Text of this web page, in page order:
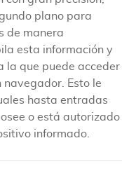
plano para
de manera
esta información y
la que puede acceder
Esto le
hasta entradas
o está autorizado
informado.